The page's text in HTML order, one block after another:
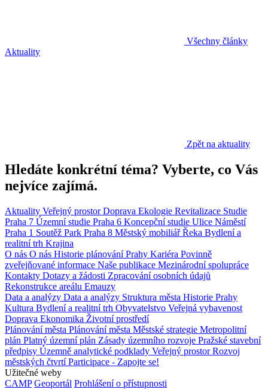
Všechny články
Aktuality
Zpět na aktuality
Hledáte konkrétní téma? Vyberte, co Vás
nejvíce zajímá.
Aktuality Veřejný prostorDoprava Ekologie Revitalizace Studie
Praha 7 Územní studie Praha 6 Koncepční studie Ulice Náměstí
Praha 1 Soutěž Park Praha 8 Městský mobiliářŘeka Bydlení a
realitní trh Krajina
O nás O nás Historie plánování Prahy Kariéra Povinně
zveřejňované informace Naše publikace Mezinárodní spolupráce
Kontakty Dotazy a žádosti Zpracování osobních údajů
Rekonstrukce areálu Emauzy
Data a analýzy Data a analýzy Struktura města Historie Prahy
Kultura Bydlení a realitní trh Obyvatelstvo Veřejná vybavenost
Doprava Ekonomika Životní prostředí
Plánování města Plánování města Městské strategie Metropolitní
plán Platný územní plán Zásady územního rozvoje Pražské stavební
předpisy Územně analytické podklady Veřejný prostorRozvoj
městských čtvrtíParticipace - Zapojte se!
Užitečné weby
CAMP Geoportál Prohlášení o přístupnosti